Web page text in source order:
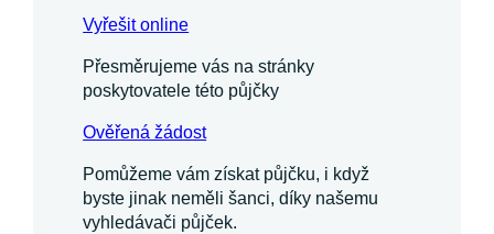
Vyřešit online
Přesměrujeme vás na stránky
poskytovatele této půjčky
Ověřená žádost
Pomůžeme vám získat půjčku, i když
byste jinak neměli šanci, díky našemu
vyhledávači půjček.